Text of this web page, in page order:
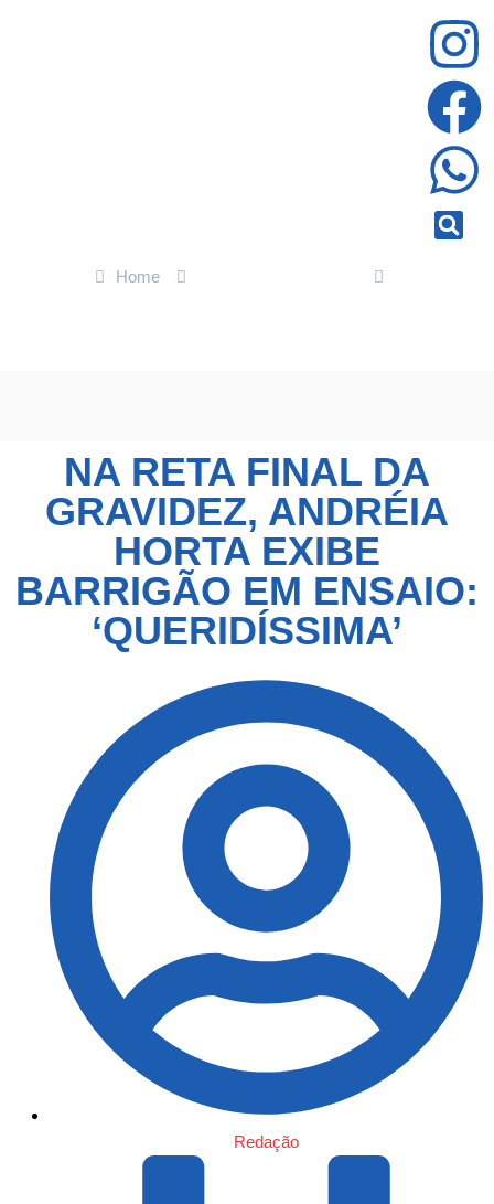
Home
NA RETA FINAL DA
GRAVIDEZ, ANDRÉIA
HORTA EXIBE
BARRIGÃO EM ENSAIO:
‘QUERIDÍSSIMA’
Redação